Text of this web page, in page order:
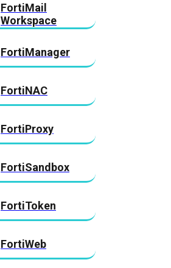
FortiMail
Workspace
FortiManager
FortiNAC
FortiProxy
FortiSandbox
FortiToken
FortiWeb